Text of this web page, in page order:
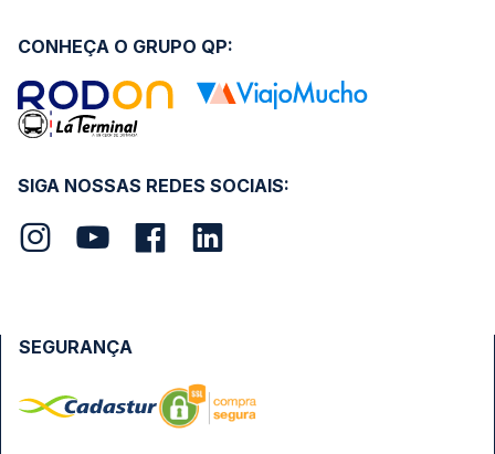
SIGA NOSSAS REDES SOCIAIS:
CONHEÇA O GRUPO QP:
SEGURANÇA